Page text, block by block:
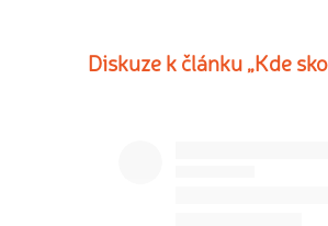
Diskuze k článku „Kde